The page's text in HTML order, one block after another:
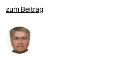
zum Beitrag